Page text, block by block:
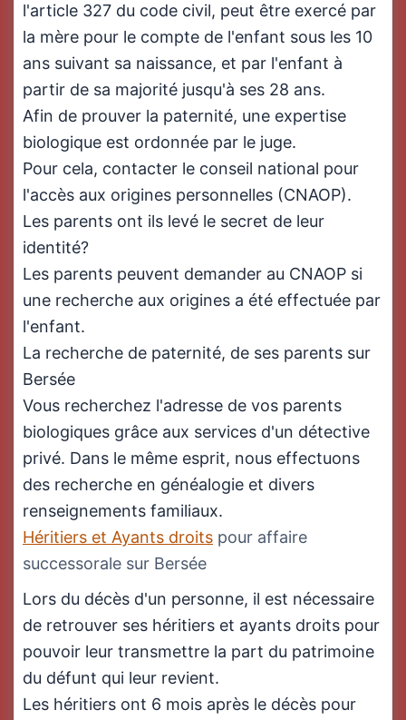
l'article 327 du code civil, peut être exercé par
la mère pour le compte de l'enfant sous les 10
ans suivant sa naissance, et par l'enfant à
partir de sa majorité jusqu'à ses 28 ans.
Afin de prouver la paternité, une expertise
biologique est ordonnée par le juge.
Pour cela, contacter le conseil national pour
l'accès aux origines personnelles (CNAOP).
Les parents ont ils levé le secret de leur
identité?
Les parents peuvent demander au CNAOP si
une recherche aux origines a été effectuée par
l'enfant.
La recherche de paternité, de ses parents sur
Bersée
Vous recherchez l'adresse de vos parents
biologiques grâce aux services d'un détective
privé. Dans le même esprit, nous effectuons
des recherche en généalogie et divers
renseignements familiaux.
Héritiers et Ayants droits pour affaire
successorale sur Bersée
Lors du décès d'un personne, il est nécessaire
de retrouver ses héritiers et ayants droits pour
pouvoir leur transmettre la part du patrimoine
du défunt qui leur revient.
Les héritiers ont 6 mois après le décès pour